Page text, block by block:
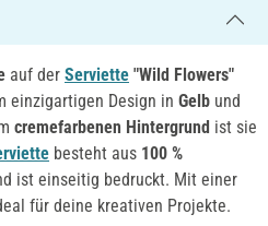
auf der Serviette "Wild Flowers"
einzigartigen Design in Gelb und
cremefarbenen Hintergrund ist sie
besteht aus 100 %
ist einseitig bedruckt. Mit einer
für deine kreativen Projekte.